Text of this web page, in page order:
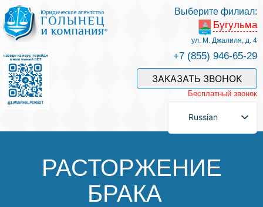
Услуги и наши специалисты
Оплата услуг
Задать вопрос
Выберите филиал:
Бугульма
ул. М. Джалиля, д. 4
+7 (855) 946-65-29
ЗАКАЗАТЬ ЗВОНОК
Бесплатный звонок
Russian
РАСТОРЖЕНИЕ
БРАКА